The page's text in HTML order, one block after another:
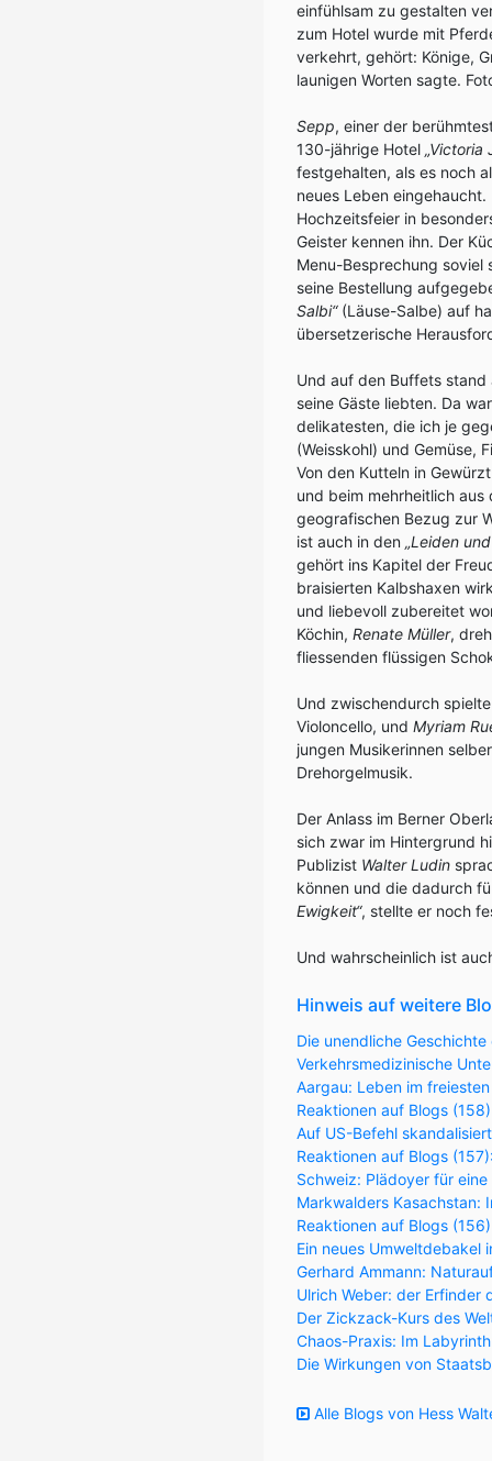
einfühlsam zu gestalten
zum Hotel wurde mit
verkehrt, gehört: Könige,
launigen Worten sagte.
Sepp, einer der
130-jährige Hotel „Victoria
festgehalten, als es noch
neues Leben
Hochzeitsfeier in
Geister kennen ihn. Der
Menu-Besprechung soviel
seine Bestellung
Salbi“(Läuse-Salbe) auf
übersetzerische
Und auf den Buffets
seine Gäste liebten. Da
delikatesten, die ich je
(Weisskohl) und Gemüse,
Von den Kutteln in
und beim mehrheitlich aus
geografischen Bezug zur
ist auch in den „Leiden
gehört ins Kapitel der
braisierten Kalbshaxen
und liebevoll zubereitet
Köchin, Renate Müller,
fliessenden flüssigen
Und zwischendurch
Violoncello, und Myriam
jungen Musikerinnen
Drehorgelmusik.
Der Anlass im Berner
sich zwar im Hintergrund
Publizist Walter Ludin
können und die dadurch
Ewigkeit“, stellte er noch
Und wahrscheinlich ist
Hinweis auf weitere
Die unendliche
Verkehrsmedizinische
Aargau: Leben im
Reaktionen auf Blogs
Auf US-Befehl
Reaktionen auf Blogs
Schweiz: Plädoyer für
Markwalders Kasachstan:
Reaktionen auf Blogs
Ein neues Umweltdebakel
Gerhard Ammann:
Ulrich Weber: der Erfinder
Der Zickzack-Kurs des
Chaos-Praxis: Im
Die Wirkungen von
Alle Blogs von Hess